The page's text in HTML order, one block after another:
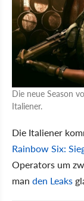
Die neue Season
Italiener.
Die Italiener
Rainbow Six:
Operators um
man den Leaks